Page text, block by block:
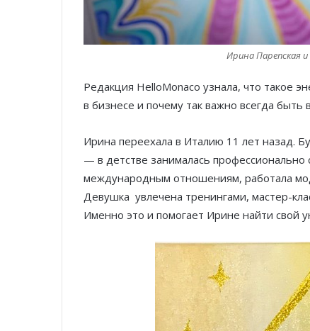
Ирина Парепская и
Редакция HelloMonaco узнала, что такое
в бизнесе и почему так важно всегда быть
Ирина переехала в Италию 11 лет назад.
— в детстве занималась профессионально
международным отношениям, работала
Девушка увлечена тренингами, мастер-
Именно это и помогает Ирине найти свой